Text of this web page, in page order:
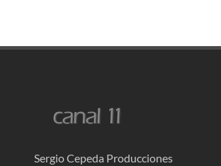
Sergio Cepeda Producciones